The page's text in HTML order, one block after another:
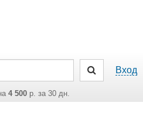
Вход
4 500р. за 30 дн.